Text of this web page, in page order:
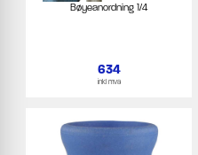
Bøyeanordning 1/4
634
inkl mva